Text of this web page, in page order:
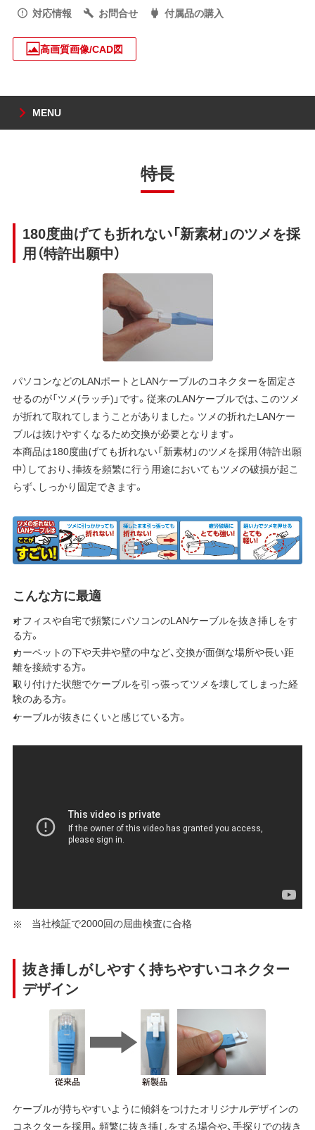
対応情報
お問合せ 付属品の購入
高画質画像/CAD図
MENU
特長
180度曲げても折れない「新素材」のツメを採
用（特許出願中）
パソコンなどのLANポートとLANケーブルのコネクターを固定さ
せるのが「ツメ(ラッチ)」です。従来のLANケーブルでは、このツメ
が折れて取れてしまうことがありました。ツメの折れたLANケー
ブルは抜けやすくなるため交換が必要となります。
本商品は180度曲げても折れない「新素材」のツメを採用（特許出願
中）しており、挿抜を頻繁に行う用途においてもツメの破損が起こ
らず、しっかり固定できます。
こんな方に最適
オフィスや自宅で頻繁にパソコンのLANケーブルを抜き挿しをす
る方。
カーペットの下や天井や壁の中など、交換が面倒な場所や長い距
離を接続する方。
取り付けた状態でケーブルを引っ張ってツメを壊してしまった経
験のある方。
ケーブルが抜きにくいと感じている方。
当社検証で2000回の屈曲検査に合格
抜き挿しがしやすく持ちやすいコネクター
デザイン
ケーブルが持ちやすいように傾斜をつけたオリジナルデザインの
コネクターを採用。頻繁に抜き挿しをする場合や、手探りでの抜き